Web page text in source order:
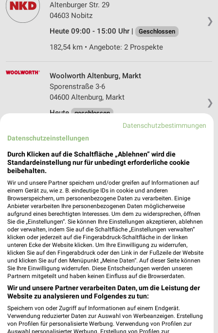
❯
Altenburger Str. 29
04603 Nobitz
Heute 09:00 - 15:00 Uhr |
Geschlossen
182,54 km • Angebote: 2 Prospekte
❯
Woolworth Altenburg, Markt
Sporenstraße 3-6
04600 Altenburg, Markt
Heute geschlossen
Adler Altenburg
Hinter der Waage 1
04600 Altenburg
183,19 km
Ernsting's family Altenburg
Sporenstraße 2
04600 Altenburg
Heute 09:00 - 13:00 Uhr | Geschlossen
183,20 km
Mein Fischer Altenburg
Sporenstraße 1
04600 Altenburg
Datenschutzbestimmungen
Datenschutzeinstellungen
Durch Klicken auf die Schaltfläche „Ablehnen“ wird die
Standardeinstellung nur für unbedingt erforderliche cookie
beibehalten.
Wir und unsere Partner speichern und/oder greifen auf Informationen auf
einem Gerät zu, wie z. B. eindeutige IDs in cookie und anderen
Browserspeichern, um personenbezogene Daten zu verarbeiten. Einige
Anbieter verarbeiten Ihre personenbezogenen Daten möglicherweise
aufgrund eines berechtigten Interesses. Um dem zu widersprechen, öffnen
Sie die „Einstellungen“. Sie können Ihre Einstellungen akzeptieren, ablehnen
oder verwalten, indem Sie auf die Schaltfläche „Einstellungen verwalten“
klicken oder jederzeit auf die Fingerabdruck-Schaltfläche in der linken
unteren Ecke der Website klicken. Um Ihre Einwilligung zu widerrufen,
klicken Sie auf den Fingerabdruck oder den Link in der Fußzeile der Website
und klicken Sie auf den Menüpunkt „Meine Daten“. Auf dieser Seite können
Sie Ihre Einwilligung widerrufen. Diese Entscheidungen werden unseren
Partnern mitgeteilt und haben keinen Einfluss auf die Browserdaten.
Wir und unsere Partner verarbeiten Daten, um die Leistung der
Website zu analysieren und Folgendes zu tun:
Speichern von oder Zugriff auf Informationen auf einem Endgerät.
Verwendung reduzierter Daten zur Auswahl von Werbeanzeigen. Erstellung
von Profilen für personalisierte Werbung. Verwendung von Profilen zur
Auswahl personalisierter Werbung. Erstellung von Profilen zur